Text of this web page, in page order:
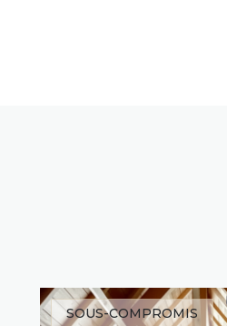
SOUS-COMPROMIS